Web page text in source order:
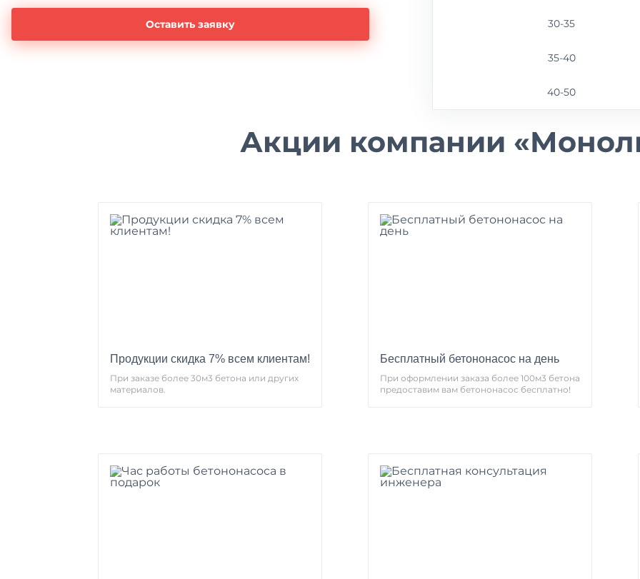
Оставить заявку 30-35
35-40
40-50
Акции компании
Продукции скидка 7% всем клиентам!
При заказе более 30м3 бетона или других
материалов.
Бесплатный бетононасос на день
При оформлении заказа более 100м3 бетона
предоставим вам бетононасос бесплатно!